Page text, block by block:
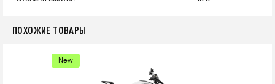
ПОХОЖИЕ ТОВАРЫ
New